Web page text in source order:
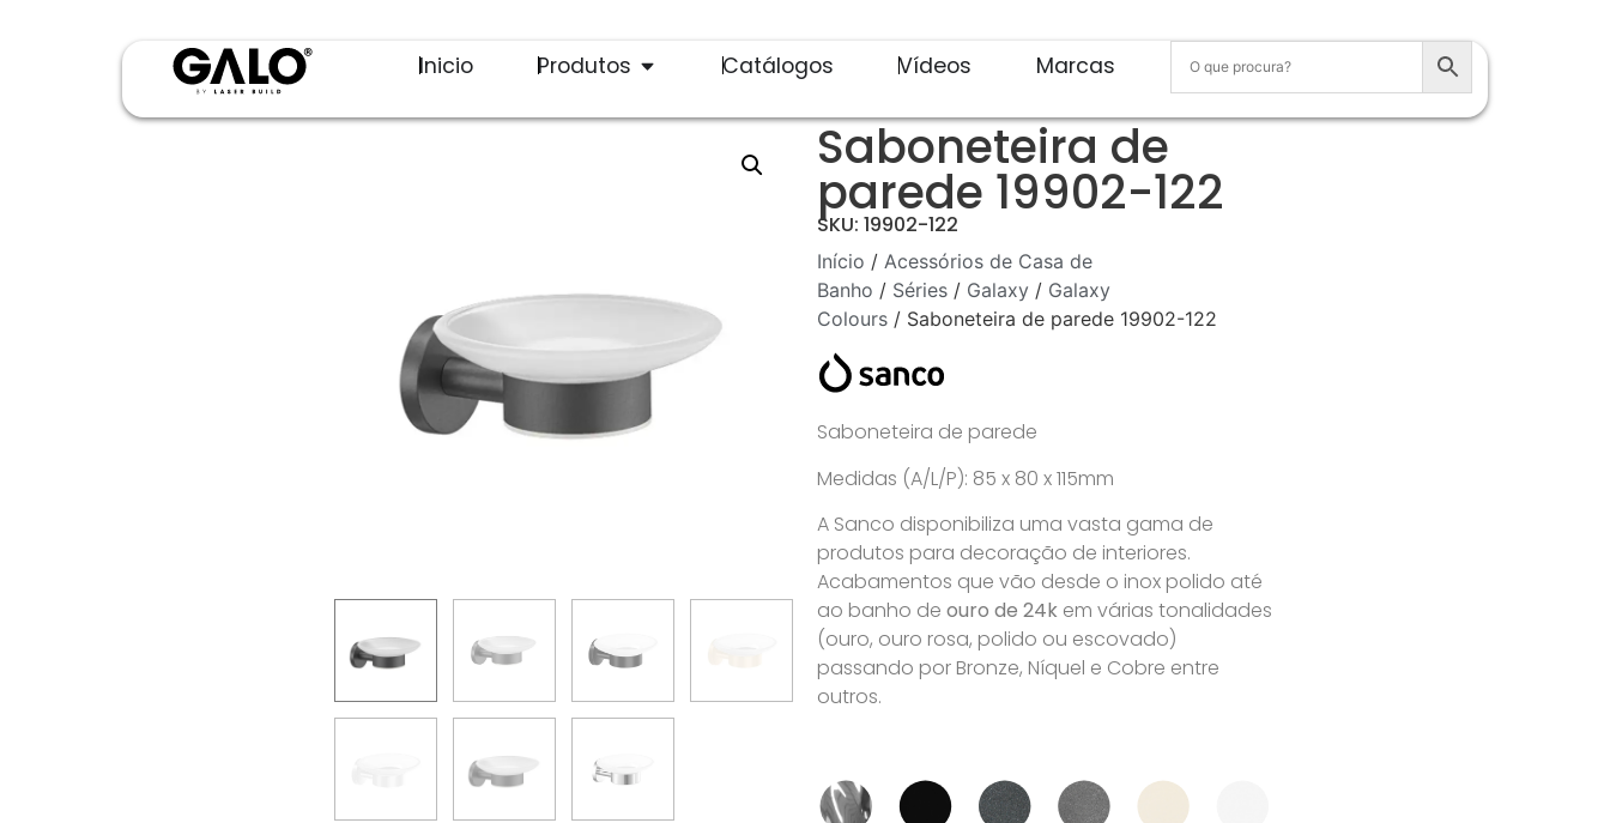
Inicio Produtos Catálogos Vídeos Marcas
Saboneteira de
parede 19902-122
SKU: 19902-122
Início / Acessórios de Casa de
Banho / Séries/ Galaxy/ Galaxy
Colours/ Saboneteira de parede 19902-122
Saboneteira de parede
Medidas (A/L/P): 85 x 80 x 115mm
A Sanco disponibiliza uma vasta gama de
produtos para decoração de interiores.
Acabamentos que vão desde o inox polido até
ao banho de ouro de 24kem várias tonalidades
(ouro, ouro rosa, polido ou escovado)
passando por Bronze, Níquel e Cobre entre
outros.